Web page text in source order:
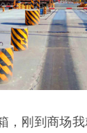
，刚到商场